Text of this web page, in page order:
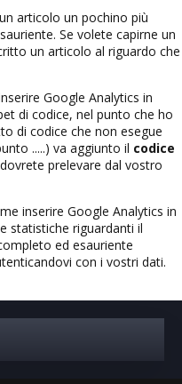
articolo un pochino più
Se volete capirne un
un articolo al riguardo che
Google Analytics in
di codice, nel punto che ho
di codice che non esegue
.....) va aggiunto il codice
prelevare dal vostro
inserire Google Analytics in
statistiche riguardanti il
ed esauriente
con i vostri dati.